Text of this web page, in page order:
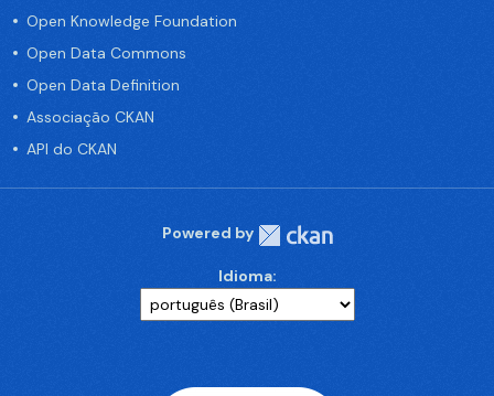
Open Knowledge Foundation
Open Data Commons
Open Data Definition
Associação CKAN
API do CKAN
Powered by
Idioma